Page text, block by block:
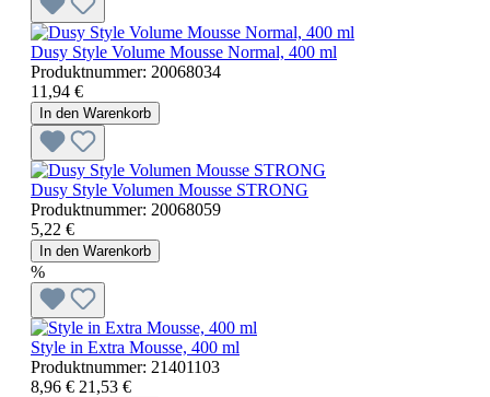
Dusy Style Volume Mousse Normal, 400 ml
Produktnummer: 20068034
11,94 €
In den Warenkorb
Dusy Style Volumen Mousse STRONG
Produktnummer: 20068059
5,22 €
In den Warenkorb
%
Style in Extra Mousse, 400 ml
Produktnummer: 21401103
8,96 € 21,53 €